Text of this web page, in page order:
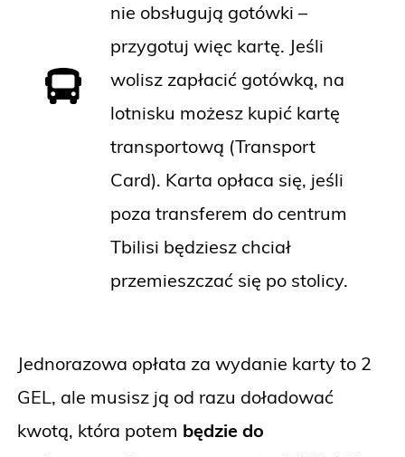
nie obsługują gotówki –
przygotuj więc kartę. Jeśli
wolisz zapłacić gotówką, na
lotnisku możesz kupić kartę
transportową (Transport
Card). Karta opłaca się, jeśli
poza transferem do centrum
Tbilisi będziesz chciał
przemieszczać się po stolicy.
Jednorazowa opłata za wydanie karty to 2
GEL, ale musisz ją od razu doładować
kwotą, która potem będzie do